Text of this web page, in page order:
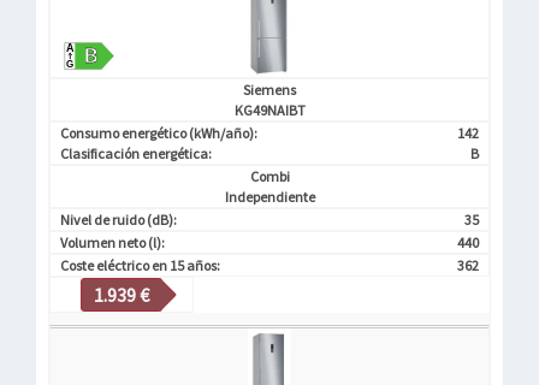
Siemens
KG49NAIBT
Consumo energético (kWh/año):
142
Clasificación energética:
B
Combi
Independiente
Nivel de ruido (dB):
35
Volumen neto (l):
440
Coste eléctrico en 15 años:
362
1.939 €